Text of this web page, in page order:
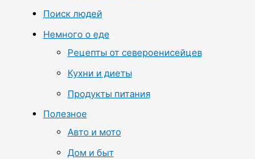
Поиск людей
Немного о еде
Рецепты от североенисейцев
Кухни и диеты
Продукты питания
Полезное
Авто и мото
Дом и быт